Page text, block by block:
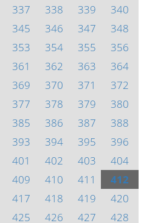
337 338 339
340
345 346 347
348
353 354 355
356
361 362 363
364
369 370 371
372
377 378 379
380
385 386 387
388
393 394 395
396
401 402 403
404
409 410 411
412
417 418 419
420
425 426 427 428